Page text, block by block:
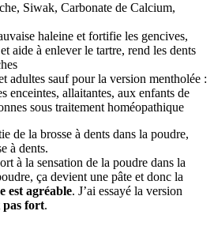
Siwak, Carbonate de Calcium,
haleine et fortifie les gencives,
aide à enlever le tartre, rend les dents
adultes sauf pour la version mentholée :
enceintes, allaitantes, aux enfants de
sous traitement homéopathique
de la brosse à dents dans la poudre,
à dents.
à la sensation de la poudre dans la
ça devient une pâte et donc la
est agréable. J’ai essayé la version
pas fort.